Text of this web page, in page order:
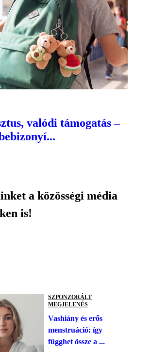
valódi támogatás –
a közösségi média
is!
SZPONZORÁLT
MEGJELENÉS
Vashiány és erős
menstruáció: így
függhet össze a ...